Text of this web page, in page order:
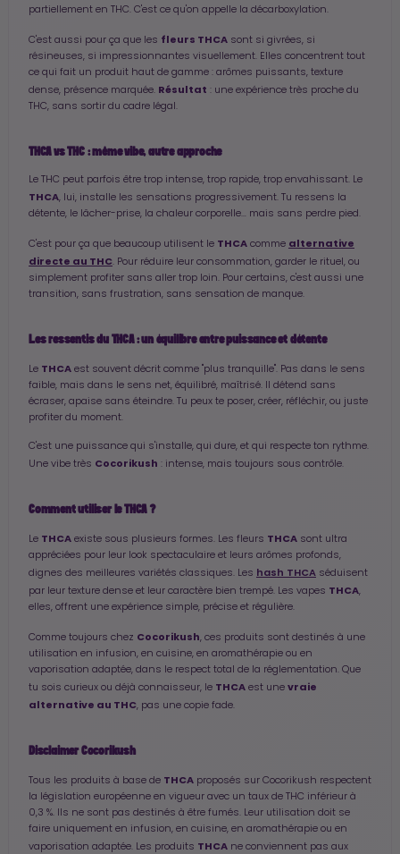
partiellement en THC. C'est ce qu'on appelle la décarboxylation.
C'est aussi pour ça que les fleurs THCA sont si givrées, si
résineuses, si impressionnantes visuellement. Elles concentrent tout
ce qui fait un produit haut de gamme : arômes puissants, texture
dense, présence marquée. Résultat : une expérience très proche du
THC, sans sortir du cadre légal.
THCA vs THC : même vibe, autre approche
Le THC peut parfois être trop intense, trop rapide, trop envahissant. Le
THCA, lui, installe les sensations progressivement. Tu ressens la
détente, le lâcher-prise, la chaleur corporelle… mais sans perdre pied.
C'est pour ça que beaucoup utilisent le THCA comme alternative
directe au THC. Pour réduire leur consommation, garder le rituel, ou
simplement profiter sans aller trop loin. Pour certains, c'est aussi une
transition, sans frustration, sans sensation de manque.
Les ressentis du THCA : un équilibre entre puissance et détente
Le THCA est souvent décrit comme "plus tranquille". Pas dans le sens
faible, mais dans le sens net, équilibré, maîtrisé. Il détend sans
écraser, apaise sans éteindre. Tu peux te poser, créer, réfléchir, ou juste
profiter du moment.
C'est une puissance qui s'installe, qui dure, et qui respecte ton rythme.
Une vibe très Cocorikush : intense, mais toujours sous contrôle.
Comment utiliser le THCA ?
Le THCA existe sous plusieurs formes. Les fleurs THCA sont ultra
appréciées pour leur look spectaculaire et leurs arômes profonds,
dignes des meilleures variétés classiques. Les hash THCA séduisent
par leur texture dense et leur caractère bien trempé. Les vapes THCA,
elles, offrent une expérience simple, précise et régulière.
Comme toujours chez Cocorikush, ces produits sont destinés à une
utilisation en infusion, en cuisine, en aromathérapie ou en
vaporisation adaptée, dans le respect total de la réglementation. Que
tu sois curieux ou déjà connaisseur, le THCA est une vraie
alternative au THC, pas une copie fade.
Disclaimer Cocorikush
Tous les produits à base de THCA proposés sur Cocorikush respectent
la législation européenne en vigueur avec un taux de THC inférieur à
0,3 %. Ils ne sont pas destinés à être fumés. Leur utilisation doit se
faire uniquement en infusion, en cuisine, en aromathérapie ou en
vaporisation adaptée. Les produits THCA ne conviennent pas aux